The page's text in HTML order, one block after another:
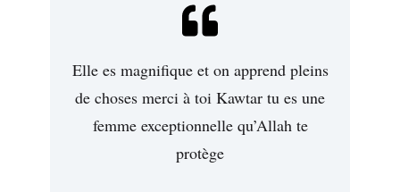
Elle es magnifique et on apprend pleins
de choses merci à toi Kawtar tu es une
femme exceptionnelle qu’Allah te
protège